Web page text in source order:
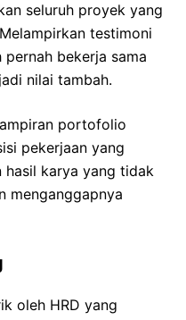
seluruh proyek yang
testimoni
bekerja sama
nilai tambah.
portofolio
pekerjaan yang
hasil karya yang tidak
menganggapnya
oleh HRD yang